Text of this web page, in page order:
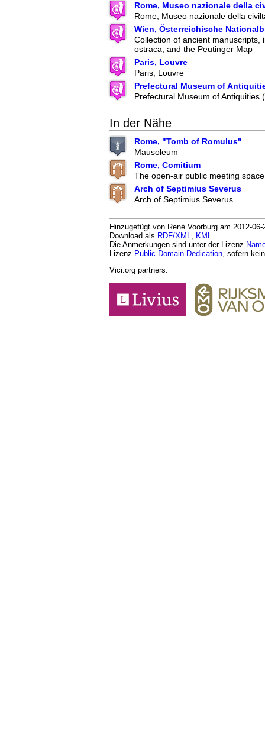
Rome, Museo nazionale della
Rome, Museo nazionale della
Wien, Österreichische
Collection of ancient manuscripts,
ostraca, and the Peutinger Map
Paris, Louvre
Paris, Louvre
Prefectural Museum of
Prefectural Museum of Antiquities
In der Nähe
Rome, "Tomb of Romulus"
Mausoleum
Rome, Comitium
The open-air public meeting
Arch of Septimius Severus
Arch of Septimius Severus
Hinzugefügt von René Voorburg am 2012-
Download als RDF/XML, KML.
Die Anmerkungen sind unter der Lizenz
Lizenz Public Domain Dedication, sofern
Vici.org partners: